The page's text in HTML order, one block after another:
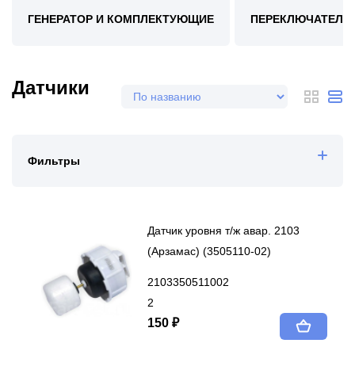
ГЕНЕРАТОР И КОМПЛЕКТУЮЩИЕ
Датчики
Фильтры
Датчик уровня т/ж авар. 2103
(Арзамас) (3505110-02)
2103350511002
2
150 ₽